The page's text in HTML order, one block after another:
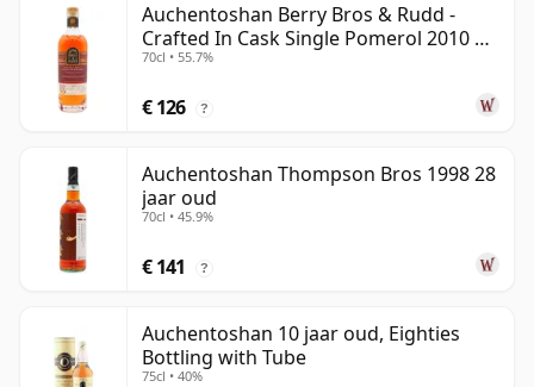
Auchentoshan Berry Bros & Rudd -
Crafted In Cask Single Pomerol 2010 15
jaar oud
70cl • 55.7%
€ 126 ?
Auchentoshan Thompson Bros 1998 28
jaar oud
70cl • 45.9%
€ 141 ?
Auchentoshan 10 jaar oud, Eighties
Bottling with Tube
75cl • 40%